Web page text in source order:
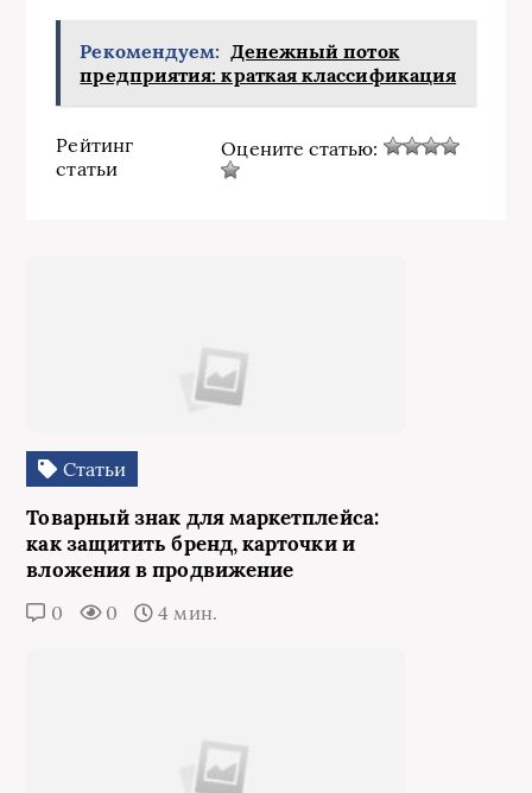
Рекомендуем: Денежный поток
предприятия: краткая классификация
Рейтинг
статьи
Оцените статью:
Статьи
Товарный знак для маркетплейса:
как защитить бренд, карточки и
вложения в продвижение
0 0 4 мин.